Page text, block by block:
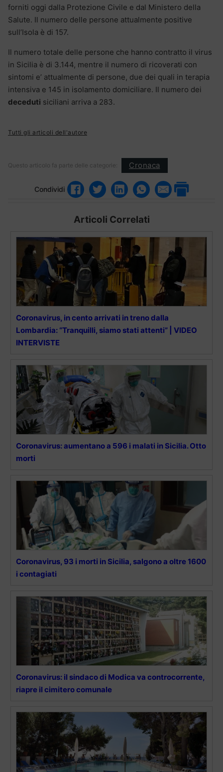
forniti oggi dalla Protezione Civile e dal Ministero della
Salute. Il numero delle persone attualmente positive
sull’Isola è di 157.
Il numero totale delle persone che hanno contratto il virus
in Sicilia è di 3.144, mentre il numero di ricoverati con
sintomi e’ attualmente di persone, due dei quali in terapia
intensiva e 145 in isolamento domiciliare. Il numero dei
deceduti siciliani arriva a 283.
Tutti gli articoli dell'autore
Questo articolo fa parte delle categorie: Cronaca
Condividi
Articoli Correlati
Coronavirus, in cento arrivati in treno dalla
Lombardia: “Tranquilli, siamo stati attenti” | VIDEO
INTERVISTE
Coronavirus: aumentano a 596 i malati in Sicilia. Otto
morti
Coronavirus, 93 i morti in Sicilia, salgono a oltre 1600
i contagiati
Coronavirus: il sindaco di Modica va controcorrente,
riapre il cimitero comunale